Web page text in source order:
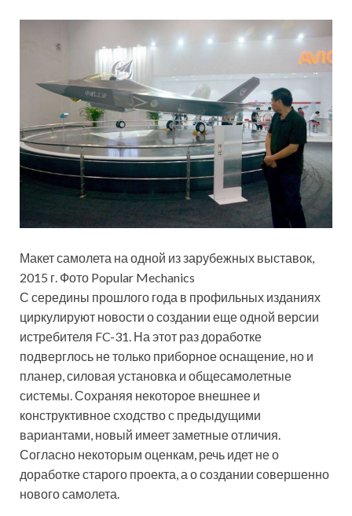
Макет самолета на одной из зарубежных выставок,
2015 г. Фото Popular Mechanics
С середины прошлого года в профильных изданиях
циркулируют новости о создании еще одной версии
истребителя FC-31. На этот раз доработке
подверглось не только приборное оснащение, но и
планер, силовая установка и общесамолетные
системы. Сохраняя некоторое внешнее и
конструктивное сходство с предыдущими
вариантами, новый имеет заметные отличия.
Согласно некоторым оценкам, речь идет не о
доработке старого проекта, а о создании совершенно
нового самолета.